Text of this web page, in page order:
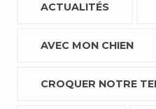
ACTUALITÉS
AVEC MON CHIEN
CROQUER NOTRE